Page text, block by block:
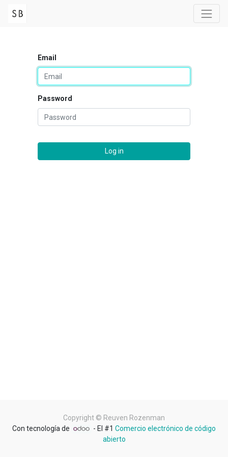
Email
Password
Log in
Copyright © Reuven Rozenman
Con tecnología de
- El #1Comercio electrónico de código
abierto